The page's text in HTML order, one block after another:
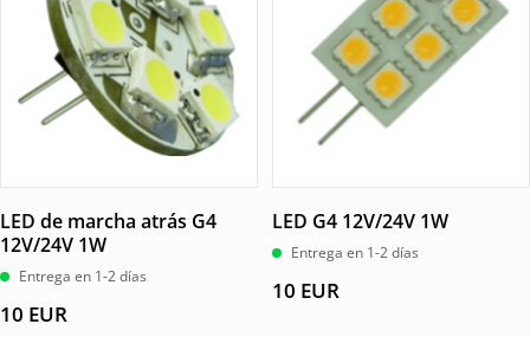
LED de marcha atrás G4
12V/24V 1W
Entrega en 1-2 días
10 EUR
LED G4 12V/24V 1W
Entrega en 1-2 días
10 EUR